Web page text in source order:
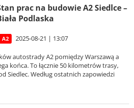
prac na budowie A2 Siedlce –
Podlaska
A2 2025-08-21 | 13:07
autostrady A2 pomiędzy Warszawą a
końca. To łącznie 50 kilometrów trasy,
Siedlec. Według ostatnich zapowiedzi